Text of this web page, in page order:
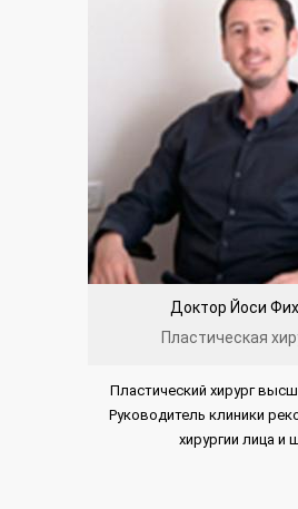
Доктор Йоси
Пластическая
Пластический хирург
Руководитель клиники
хирургии лица и